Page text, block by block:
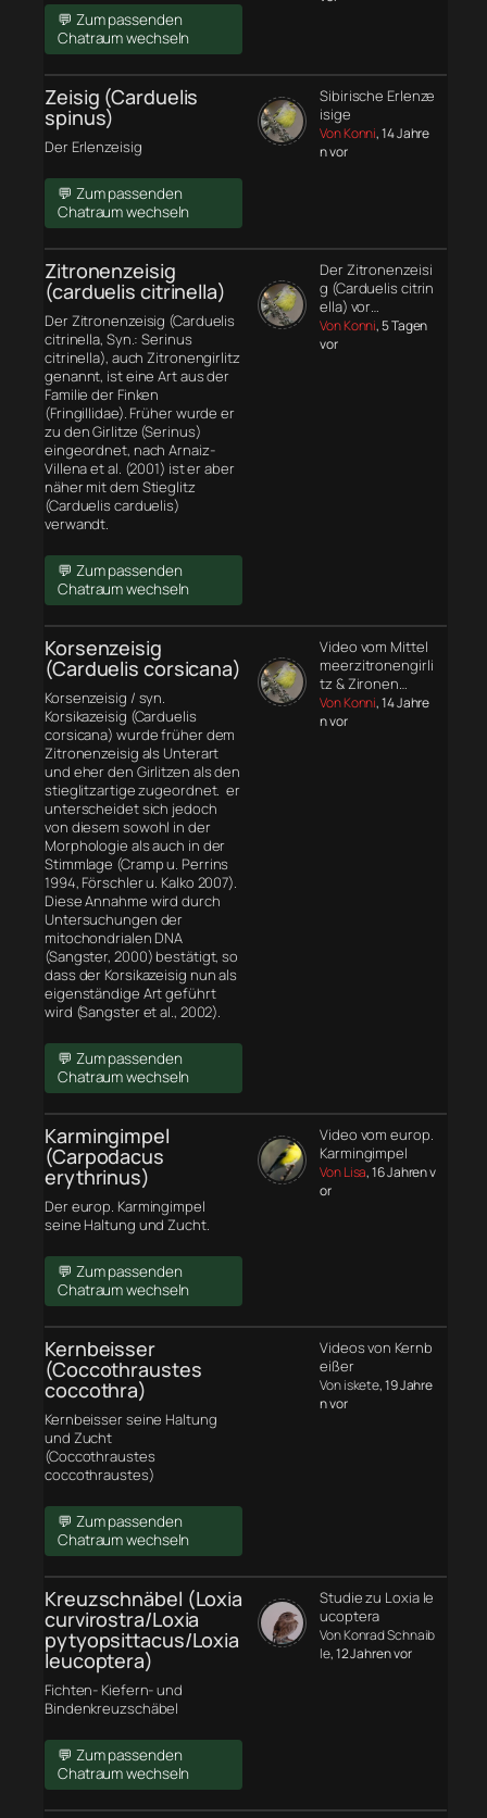
💬 Zum passenden
Chatraum wechseln
Zeisig (Carduelis
spinus)
Der Erlenzeisig
💬 Zum passenden
Chatraum wechseln
Sibirische Erlenze
isige
Von Konni, 14 Jahre
n vor
Zitronenzeisig
(carduelis citrinella)
Der Zitronenzeisig (Carduelis
citrinella, Syn.: Serinus
citrinella), auch Zitronengirlitz
genannt, ist eine Art aus der
Familie der Finken
(Fringillidae). Früher wurde er
zu den Girlitze (Serinus)
eingeordnet, nach Arnaiz-
Villena et al. (2001) ist er aber
näher mit dem Stieglitz
(Carduelis carduelis)
verwandt.
💬 Zum passenden
Chatraum wechseln
Der Zitronenzeisi
g (Carduelis citrin
ella) vor…
Von Konni, 5 Tagen
vor
Korsenzeisig
(Carduelis corsicana)
Korsenzeisig / syn.
Korsikazeisig (Carduelis
corsicana) wurde früher dem
Zitronenzeisig als Unterart
und eher den Girlitzen als den
stieglitzartige zugeordnet. er
unterscheidet sich jedoch
von diesem sowohl in der
Morphologie als auch in der
Stimmlage (Cramp u. Perrins
1994, Förschler u. Kalko 2007).
Diese Annahme wird durch
Untersuchungen der
mitochondrialen DNA
(Sangster, 2000) bestätigt, so
dass der Korsikazeisig nun als
eigenständige Art geführt
wird (Sangster et al., 2002).
💬 Zum passenden
Chatraum wechseln
Video vom Mittel
meerzitronengirli
tz & Zironen…
Von Konni, 14 Jahre
n vor
Karmingimpel
(Carpodacus
erythrinus)
Der europ. Karmingimpel
seine Haltung und Zucht.
💬 Zum passenden
Chatraum wechseln
Video vom europ.
Karmingimpel
Von Lisa, 16 Jahren v
or
Kernbeisser
(Coccothraustes
coccothra)
Kernbeisser seine Haltung
und Zucht
(Coccothraustes
coccothraustes)
💬 Zum passenden
Chatraum wechseln
Videos von Kernb
eißer
Von iskete, 19 Jahre
n vor
Kreuzschnäbel (Loxia
curvirostra/Loxia
pytyopsittacus/Loxia
leucoptera)
Fichten- Kiefern- und
Bindenkreuzschäbel
💬 Zum passenden
Chatraum wechseln
Studie zu Loxia le
ucoptera
Von Konrad Schnaib
le, 12 Jahren vor